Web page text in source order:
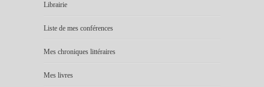
Librairie
Liste de mes conférences
Mes chroniques littéraires
Mes livres